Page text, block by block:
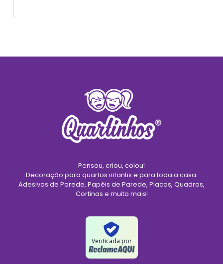
Pensou, criou, colou!
Decoração para quartos infantis e para toda a casa.
Adesivos de Parede, Papéis de Parede, Placas, Quadros,
Cortinas e muito mais!
Verificada por